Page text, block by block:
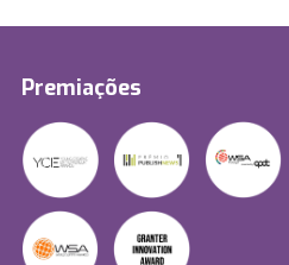
Premiações